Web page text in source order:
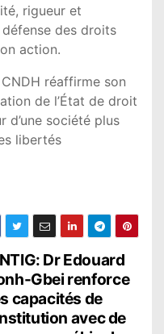
rigueur et
des droits
action.
réaffirme son
de l’État de droit
d’une société plus
libertés
Dr Edouard
Gbei renforce
capacités de
avec de